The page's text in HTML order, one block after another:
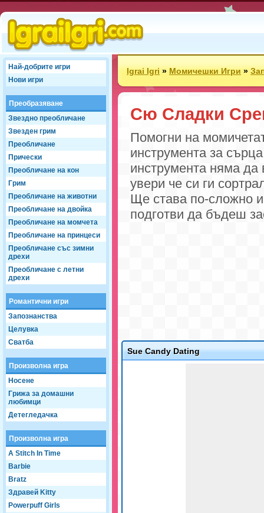
Най-добрите игри
Нови игри
Преобразяване
Звездно преобличане
Звезден грим
Преобличане
Прически
Преобличане на кон
Грим
Преобличане на животни
Преобличане на двойка
Преобличане на момчета
Преобличане на принцеси
Преобличане със зимни
дрехи
Преобличане с летни
дрехи
Романтични игри
Запознанства
Целувка
Сватба
Произволна игра
Носене
Грижа за домашни
любимци
Детегледачка
Произволна игра
A Stitch In Time
Barbie
Bratz
Здравей Kitty
Powerpuff Girls
Igrai Igri»Момичешки Игри»
Сю Сладки
Помогни на
инструмента за
инструмента няма
увери че си ги
Ще става по-сложно и
подготви да бъдеш
Sue Candy Dating